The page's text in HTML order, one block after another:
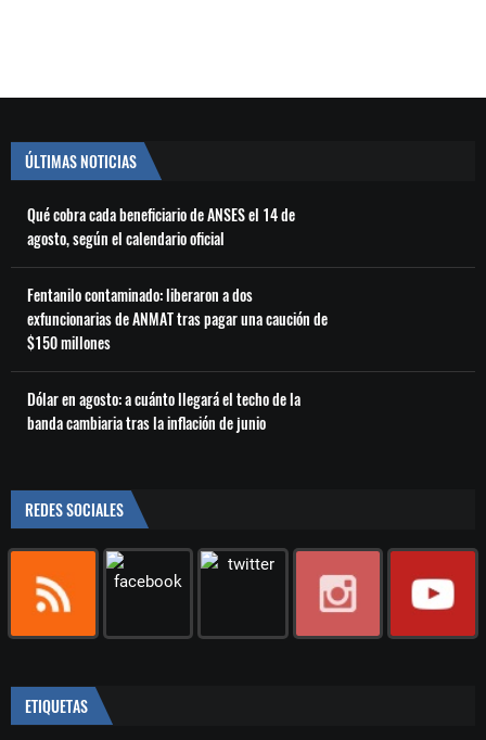
ÚLTIMAS NOTICIAS
Qué cobra cada beneficiario de ANSES el 14 de
agosto, según el calendario oficial
Fentanilo contaminado: liberaron a dos
exfuncionarias de ANMAT tras pagar una caución de
$150 millones
Dólar en agosto: a cuánto llegará el techo de la
banda cambiaria tras la inflación de junio
REDES SOCIALES
ETIQUETAS